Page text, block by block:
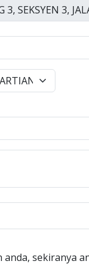
sekiranya